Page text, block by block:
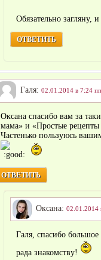
Обязательно загляну,
ОТВЕТИТЬ
Галя: 02.01.2014 в 7:24 пп
Оксана спасибо вам за
мама» и «Простые рецепты
Частенько пользуюсь
ОТВЕТИТЬ
Оксана: 02.01.2014
Галя, спасибо
рада знакомству!